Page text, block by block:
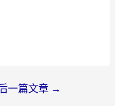
一篇文章 →